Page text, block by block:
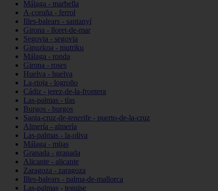
Málaga - marbella
A-coruña - ferrol
Illes-balears - santanyí
Girona - lloret-de-mar
Segovia - segovia
Gipuzkoa - mutriku
Málaga - ronda
Girona - roses
Huelva - huelva
La-rioja - logroño
Cádiz - jerez-de-la-frontera
Las-palmas - tías
Burgos - burgos
Santa-cruz-de-tenerife - puerto-de-la-cruz
Almería - almería
Las-palmas - la-oliva
Málaga - mijas
Granada - granada
Alicante - alicante
Zaragoza - zaragoza
Illes-balears - palma-de-mallorca
Las-palmas - teguise